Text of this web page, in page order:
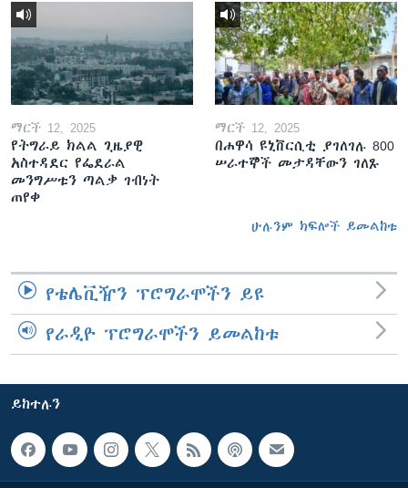
ማርች 12, 2025
የትግራይ ክልል ጊዜያዊ
አስተዳደር የፌደራል
መንግሥቱን ጣልቃ ገብነት
ጠየቀ
ማርች 12, 2025
በሐዋሳ ዩኒቨርሲቲ ያገለገሉ 800
ሠራተኞች መታዳቸውን ገለጹ
ሁሉንም ክፍሎች ይመልከቱ
የቴሌቪዥን ፕሮግራሞችን ይዩ
የራዲዮ ፕሮግራሞችን ይመልከቱ
ይከተሉን